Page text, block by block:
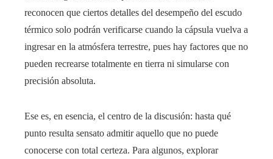
reconocen que ciertos detalles del desempeño del escudo
térmico solo podrán verificarse cuando la cápsula vuelva a
ingresar en la atmósfera terrestre, pues hay factores que no
pueden recrearse totalmente en tierra ni simularse con
precisión absoluta.
Ese es, en esencia, el centro de la discusión: hasta qué
punto resulta sensato admitir aquello que no puede
conocerse con total certeza. Para algunos, explorar